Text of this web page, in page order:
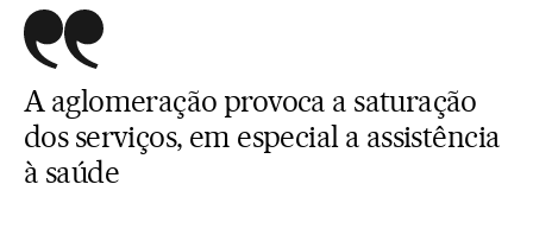
A aglomeração provoca a saturação
dos serviços, em especial a assistência
à saúde